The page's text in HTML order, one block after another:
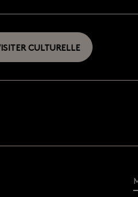
CULTURELLE